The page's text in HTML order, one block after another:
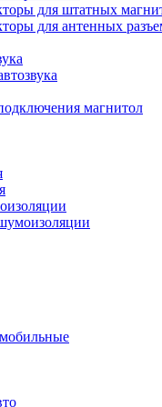
для штатных
для антенных
магнитол